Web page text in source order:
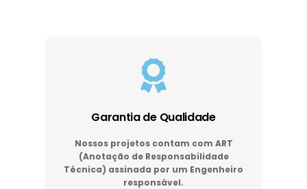
Garantia de Qualidade
Nossos projetos contam com ART
(Anotação de Responsabilidade
Técnica) assinada por um Engenheiro
responsável.